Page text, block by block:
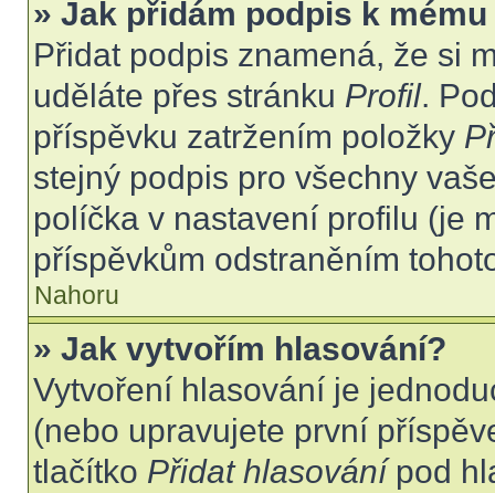
» Jak přidám podpis k
Přidat podpis znamená, že si
uděláte přes stránku Profil.
příspěvku zatržením položky
stejný podpis pro všechny
políčka v nastavení profilu (je
příspěvkům odstraněním
Nahoru
» Jak vytvořím hlasování?
Vytvoření hlasování je
(nebo upravujete první
tlačítko Přidat hlasovánípod